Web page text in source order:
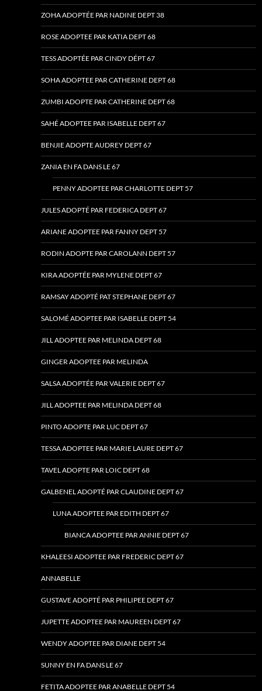
ZOHA ADOPTÉE PAR NADINE DEPT 38
ROSE ADOPTEE PAR KATIA DEPT 68
TESS ADOPTÉE PAR CINDY DÉPT 67
SOHA ADOPTEE PAR CATHERINE DEPT 68
ZUMBI ADOPTE PAR CATHERINE DEPT 68
SAHÉ ADOPTEE PAR ISABELLE DEPT 67
BENJIE ADOPTE AUDREY DEPT 67
ZANIA EN FA DANS LE 67
PENNY ADOPTEE PAR CHARLOTTE DEPT 57
JULES ADOPTÉ PAR FEDERICA DEPT 67
ARIANE ADOPTEE PAR FANNY DEPT 57
RODIN ADOPTE PAR CAROLANN DEPT 57
KIRA ADOPTÉE PAR MYLENE DEPT 67
RAMSAY ADOPTÉ PAT STEPHANE DEPT 67
SALOMÉ ADOPTEE PAR ISABELLE DEPT 54
JILL ADOPTEE PAR MELINDA DEPT 68
GINGER ADOPTEE PAR MELINDA
SALSA ADOPTÉE PAR VALERIE DEPT 67
JILL ADOPTEE PAR MELINDA DEPT 68
PINTO ADOPTE PAR LUC DEPT 67
TESSA ADOPTEE PAR MARIE LAURE DEPT 67
TAVEL ADOPTE PAR LOIC DEPT 68
GALBENEL ADOPTÉ PAR CLAUDINE DEPT 67
LUNA ADOPTEE PAR EDITH DEPT 67
BIANCA ADOPTEE PAR ANNIE DEPT 67
KHALEESI ADOPTEE PAR FREDERIC DEPT 67
ANNABELLE
GUSTAVE ADOPTÉ PAR PHILIPEE DEPT 67
JUPETTE ADOPTEE PAR MAUREEN DEPT 67
WENDY ADOPTEE PAR DIANE DEPT 54
SUNNY EN FA DANS LE 67
FETITA ADOPTEE PAR ANABELLE DEPT 54